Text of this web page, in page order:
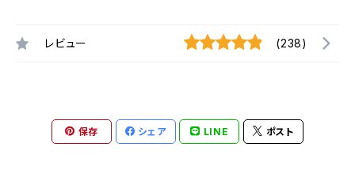
レビュー (238)
保存 シェア LINE ポスト